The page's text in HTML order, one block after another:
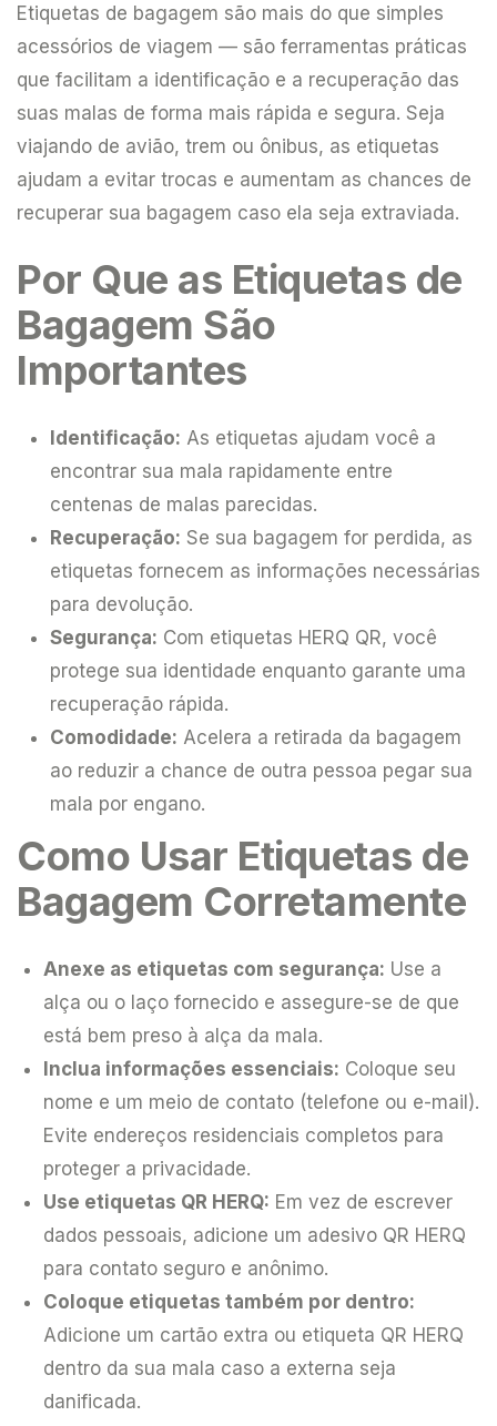
Etiquetas de bagagem são mais do que simples
acessórios de viagem — são ferramentas práticas
que facilitam a identificação e a recuperação das
suas malas de forma mais rápida e segura. Seja
viajando de avião, trem ou ônibus, as etiquetas
ajudam a evitar trocas e aumentam as chances de
recuperar sua bagagem caso ela seja extraviada.
Por Que as Etiquetas de
Bagagem São
Importantes
Identificação: As etiquetas ajudam você a
encontrar sua mala rapidamente entre
centenas de malas parecidas.
Recuperação: Se sua bagagem for perdida, as
etiquetas fornecem as informações necessárias
para devolução.
Segurança: Com etiquetas HERQ QR, você
protege sua identidade enquanto garante uma
recuperação rápida.
Comodidade: Acelera a retirada da bagagem
ao reduzir a chance de outra pessoa pegar sua
mala por engano.
Como Usar Etiquetas de
Bagagem Corretamente
Anexe as etiquetas com segurança: Use a
alça ou o laço fornecido e assegure-se de que
está bem preso à alça da mala.
Inclua informações essenciais: Coloque seu
nome e um meio de contato (telefone ou e-mail).
Evite endereços residenciais completos para
proteger a privacidade.
Use etiquetas QR HERQ: Em vez de escrever
dados pessoais, adicione um adesivo QR HERQ
para contato seguro e anônimo.
Coloque etiquetas também por dentro:
Adicione um cartão extra ou etiqueta QR HERQ
dentro da sua mala caso a externa seja
danificada.